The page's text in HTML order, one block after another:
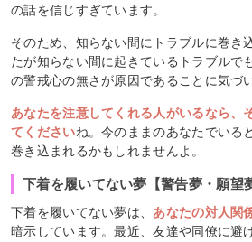
の話を信じすぎています。
そのため、知らない間にトラブルに巻き
たが知らない間に起きているトラブルで
の警戒心の無さが原因であることに気づ
あなたを注意してくれる人がいるなら、
てくださいね。今のままのあなたでいる
巻き込まれるかもしれませんよ。
下着を履いてない夢【警告夢・願望
下着を履いてない夢は、あなたの対人関
暗示しています。最近、友達や同僚に避